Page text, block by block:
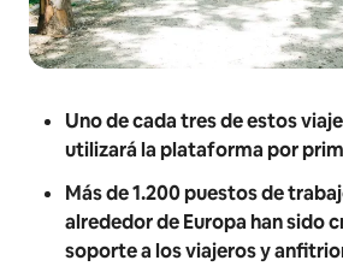
Uno de cada tres de estos
utilizará la plataforma por
Más de 1.200 puestos de
alrededor de Europa han sido
soporte a los viajeros y